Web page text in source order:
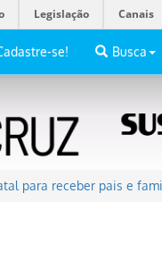
Legislação Canais
se! Busca
para receber pais e